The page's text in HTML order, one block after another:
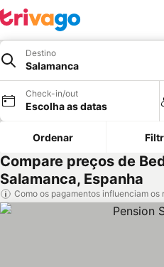
Destino
Salamanca
Check-in/out
Escolha as datas
Ordenar
Compare preços de
Salamanca, Espanha
Como os pagamentos influenciam os